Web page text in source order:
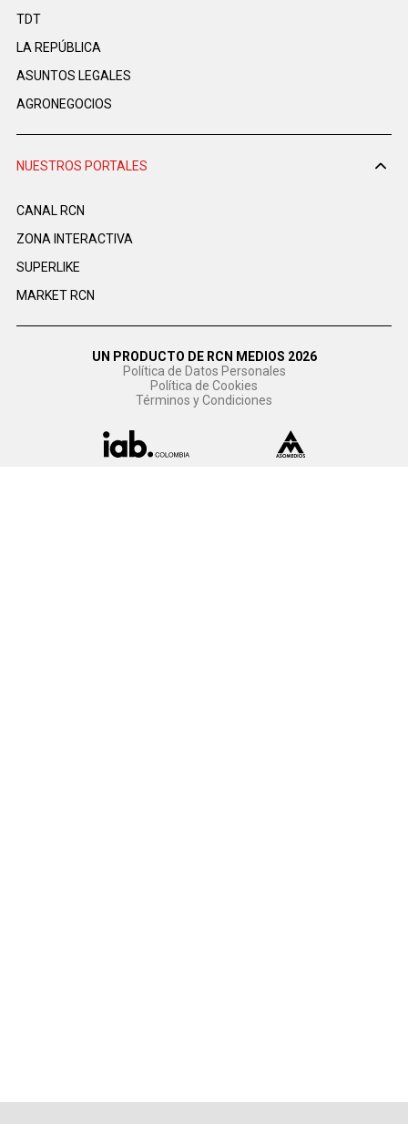
TDT
LA REPÚBLICA
ASUNTOS LEGALES
AGRONEGOCIOS
NUESTROS PORTALES
CANAL RCN
ZONA INTERACTIVA
SUPERLIKE
MARKET RCN
UN PRODUCTO DE RCN MEDIOS 2026
Política de Datos Personales
Política de Cookies
Términos y Condiciones